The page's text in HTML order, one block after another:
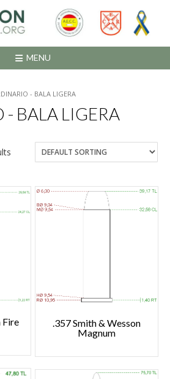
MENU
- BALA LIGERA
BALA LIGERA
Fire
.357 Smith & Wesson
Magnum